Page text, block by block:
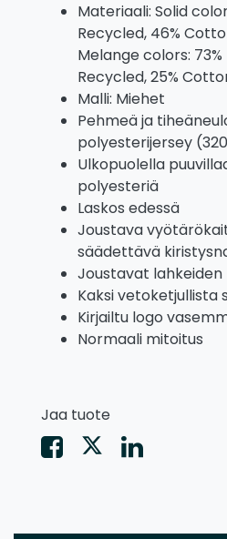
Materiaali: Solid
Recycled, 46%
Melange colors:
Recycled, 25%
Malli: Miehet
Pehmeä ja
polyesterijersey
Ulkopuolella
polyesteriä
Laskos edessä
Joustava
säädettävä
Joustavat
Kaksi vetoketjullista
Kirjailtu logo
Normaali mitoitus
Jaa tuote